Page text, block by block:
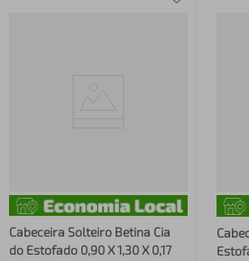
Cabeceira Solteiro Betina Cia
do Estofado 0,90 X 1,30 X 0,17